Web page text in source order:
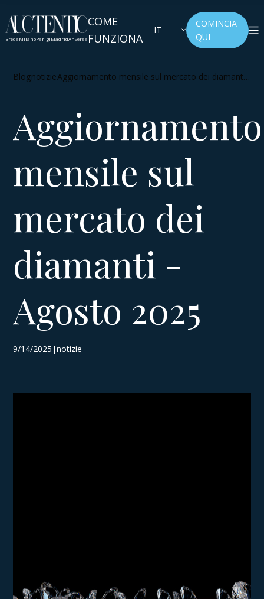
BredaMilanoParigiMadridAnversa
COME
FUNZIONA
IT
COMINCIA
QUI
BlognotizieAggiornamento mensile sul mercato dei diamanti -
Aggiornamento
mensile sul
mercato dei
diamanti -
Agosto 2025
9/14/2025|notizie